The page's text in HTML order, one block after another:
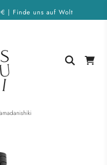
| Finde uns auf Wolt